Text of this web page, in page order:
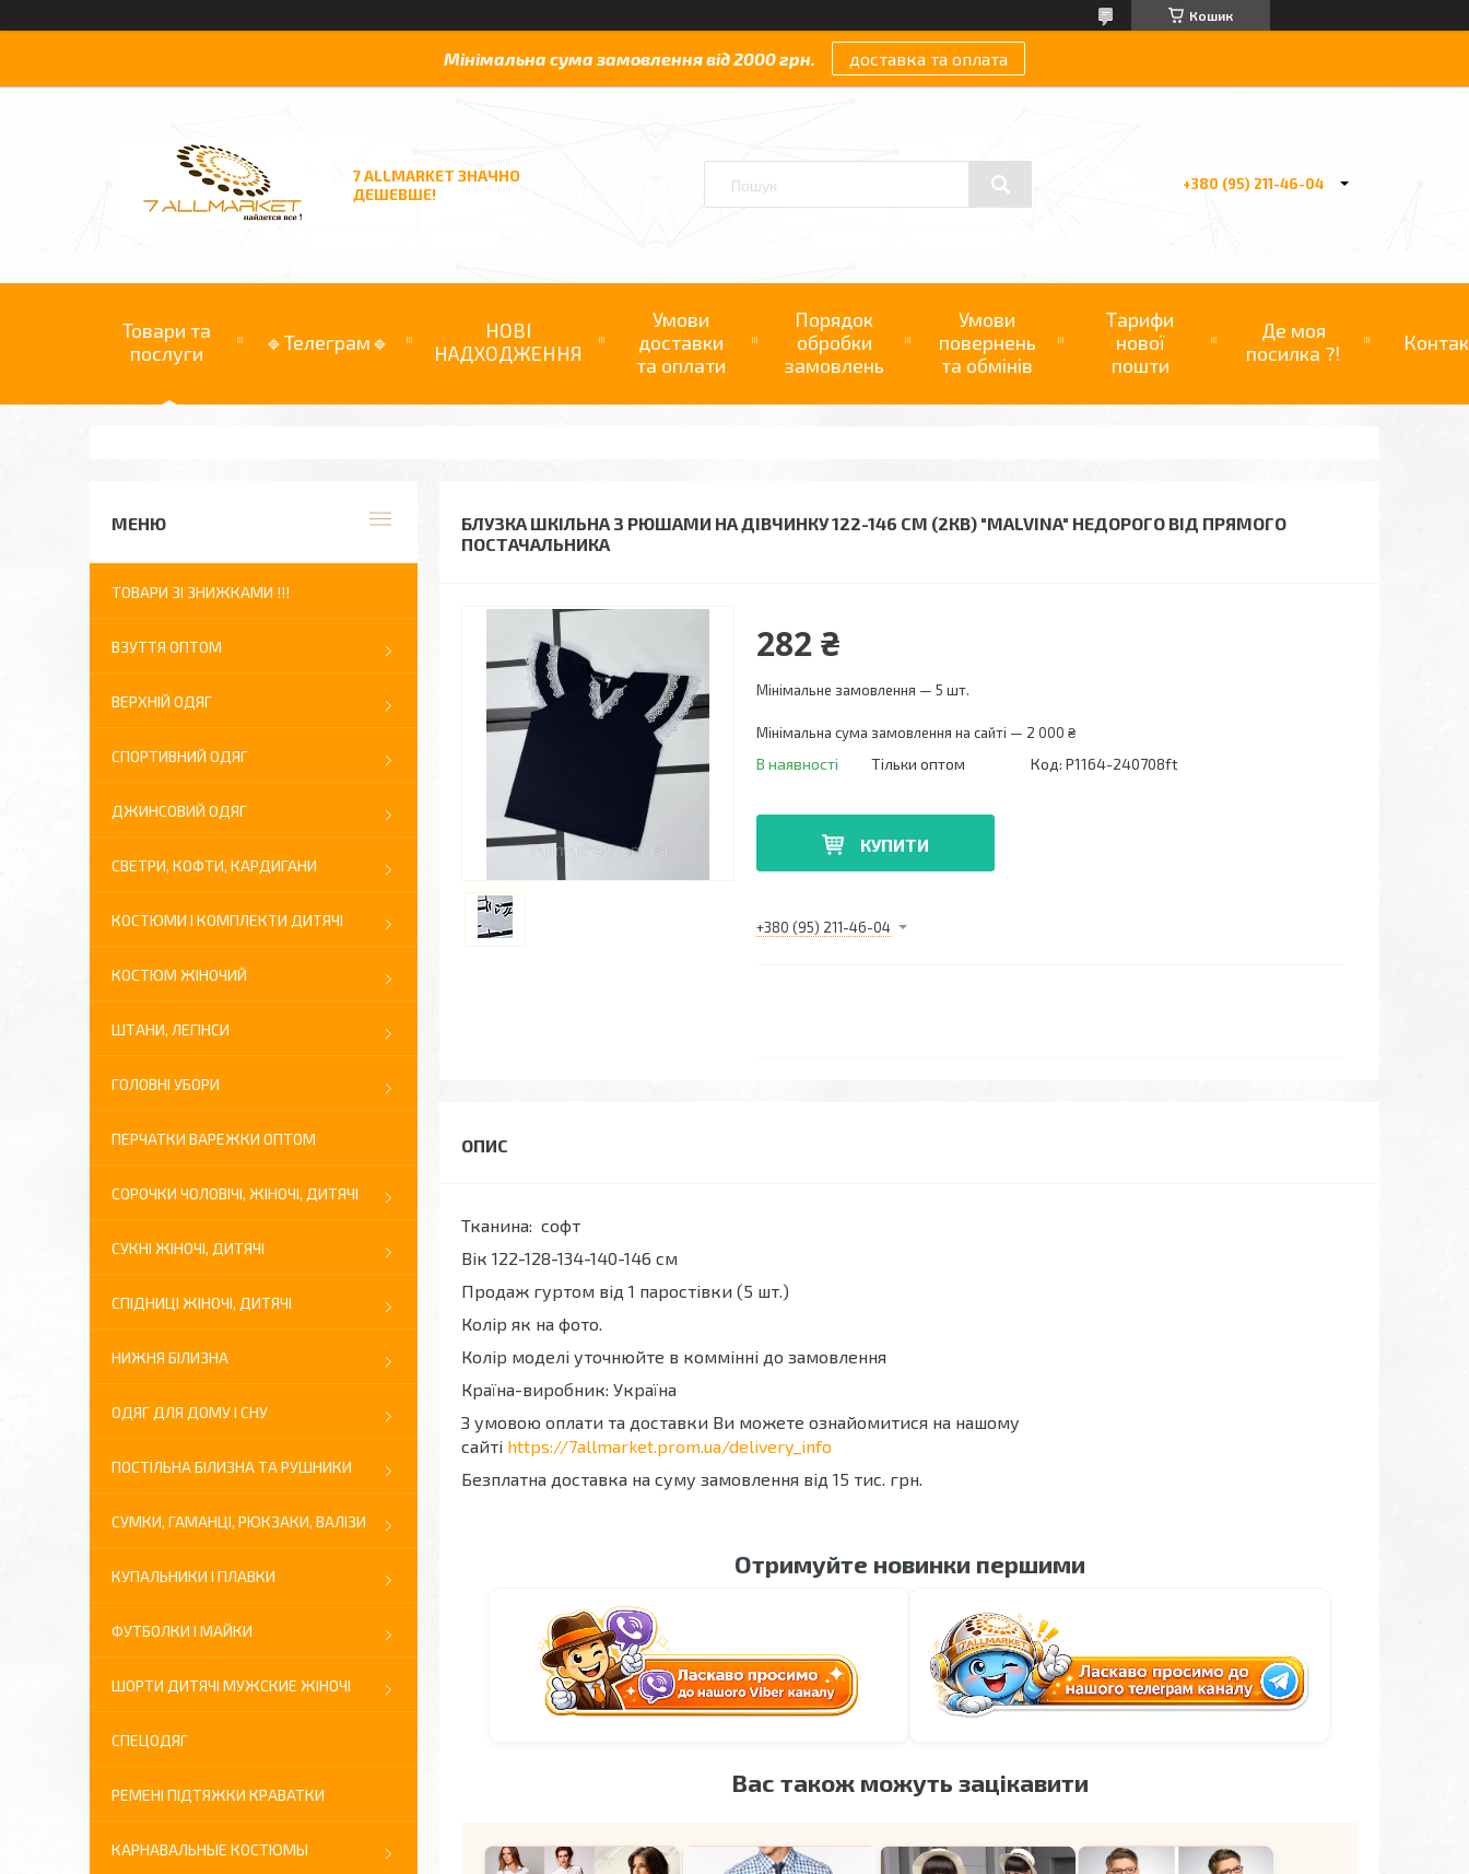
Кошик
Мінімальна сума замовлення від 2000 грн. доставка та оплата
7 ALLMARKET ЗНАЧНО
ДЕШЕВШЕ!
+380 (95) 211-46-04
Товари та
послуги
🔹Телеграм🔹
НОВІ
НАДХОДЖЕННЯ
Умови
доставки
та оплати
Порядок
обробки
замовлень
Умови
повернень
та обмінів
Тарифи
нової
пошти
Де моя
посилка ?!
БЛУЗКА ШКІЛЬНА З РЮШАМИ НА ДІВЧИНКУ 122-146 СМ (2КВ) "MALVINA" НЕДОРОГО ВІД ПРЯМОГО
ПОСТАЧАЛЬНИКА
282 ₴
Мінімальне замовлення — 5 шт.
Мінімальна сума замовлення на сайті — 2 000 ₴
В наявності Тільки оптом Код: P1164-240708ft
КУПИТИ
+380 (95) 211-46-04
Тканина: софт
Вік 122-128-134-140-146 см
Продаж гуртом від 1 паростівки (5 шт.)
Колір як на фото.
Колір моделі уточнюйте в коммінні до замовлення
Країна-виробник: Україна
З умовою оплати та доставки Ви можете ознайомитися на нашому
сайті https://7allmarket.prom.ua/delivery_info
Безплатна доставка на суму замовлення від 15 тис. грн.
Отримуйте новинки першими
Вас також можуть зацікавити
ТОВАРИ ЗІ ЗНИЖКАМИ !!!
ВЗУТТЯ ОПТОМ
ВЕРХНІЙ ОДЯГ
СПОРТИВНИЙ ОДЯГ
ДЖИНСОВИЙ ОДЯГ
СВЕТРИ, КОФТИ, КАРДИГАНИ
КОСТЮМИ І КОМПЛЕКТИ ДИТЯЧІ
КОСТЮМ ЖІНОЧИЙ
ШТАНИ, ЛЕГІНСИ
ГОЛОВНІ УБОРИ
ПЕРЧАТКИ ВАРЕЖКИ ОПТОМ
СОРОЧКИ ЧОЛОВІЧІ, ЖІНОЧІ, ДИТЯЧІ
СУКНІ ЖІНОЧІ, ДИТЯЧІ
СПІДНИЦІ ЖІНОЧІ, ДИТЯЧІ
НИЖНЯ БІЛИЗНА
ОДЯГ ДЛЯ ДОМУ І СНУ
ПОСТІЛЬНА БІЛИЗНА ТА РУШНИКИ
СУМКИ, ГАМАНЦІ, РЮКЗАКИ, ВАЛІЗИ
КУПАЛЬНИКИ І ПЛАВКИ
ФУТБОЛКИ І МАЙКИ
ШОРТИ ДИТЯЧІ МУЖСКИЕ ЖІНОЧІ
СПЕЦОДЯГ
РЕМЕНІ ПІДТЯЖКИ КРАВАТКИ
КАРНАВАЛЬНЫЕ КОСТЮМЫ